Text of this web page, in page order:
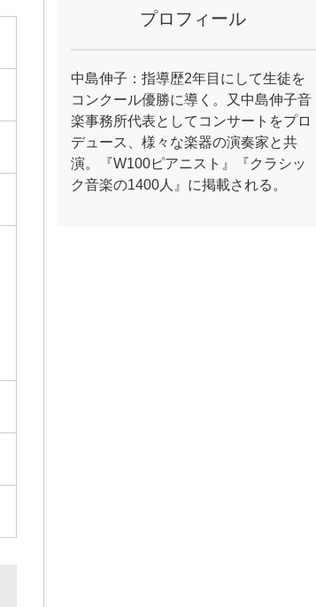
プロフィール
中島伸子：指導歴2年目にして生徒を
コンクール優勝に導く。又中島伸子音
楽事務所代表としてコンサートをプロ
デュース、様々な楽器の演奏家と共
演。『W100ピアニスト』『クラシッ
ク音楽の1400人』に掲載される。